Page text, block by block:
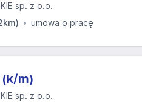
sp. z o.o.
umowa o pracę
m)
sp. z o.o.